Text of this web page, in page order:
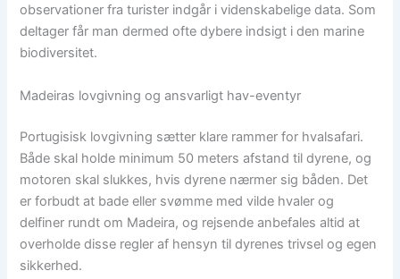
observationer fra turister indgår i videnskabelige data. Som
deltager får man dermed ofte dybere indsigt i den marine
biodiversitet.
Madeiras lovgivning og ansvarligt hav-eventyr
Portugisisk lovgivning sætter klare rammer for hvalsafari.
Både skal holde minimum 50 meters afstand til dyrene, og
motoren skal slukkes, hvis dyrene nærmer sig båden. Det
er forbudt at bade eller svømme med vilde hvaler og
delfiner rundt om Madeira, og rejsende anbefales altid at
overholde disse regler af hensyn til dyrenes trivsel og egen
sikkerhed.